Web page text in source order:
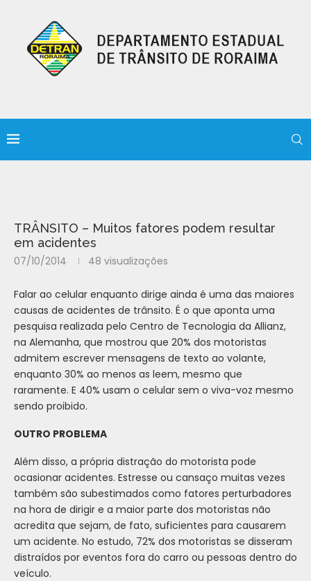
TRÂNSITO – Muitos fatores podem resultar
em acidentes
07/10/2014 48 visualizações
Falar ao celular enquanto dirige ainda é uma das maiores
causas de acidentes de trânsito. É o que aponta uma
pesquisa realizada pelo Centro de Tecnologia da Allianz,
na Alemanha, que mostrou que 20% dos motoristas
admitem escrever mensagens de texto ao volante,
enquanto 30% ao menos as leem, mesmo que
raramente. E 40% usam o celular sem o viva-voz mesmo
sendo proibido.
OUTRO PROBLEMA
Além disso, a própria distração do motorista pode
ocasionar acidentes. Estresse ou cansaço muitas vezes
também são subestimados como fatores perturbadores
na hora de dirigir e a maior parte dos motoristas não
acredita que sejam, de fato, suficientes para causarem
um acidente. No estudo, 72% dos motoristas se disseram
distraídos por eventos fora do carro ou pessoas dentro do
veículo.